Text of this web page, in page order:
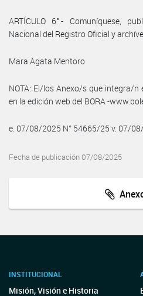
ARTÍCULO 6°.- Comuníquese,
Nacional del Registro Oficial y
Mara Agata Mentoro
NOTA: El/los Anexo/s que integra/n
en la edición web del BORA -
e. 07/08/2025 N° 54665/25 v. 07/
Fecha de publicación 07/08/2025
INSTITUCIONAL
Misión, Visión e Historia